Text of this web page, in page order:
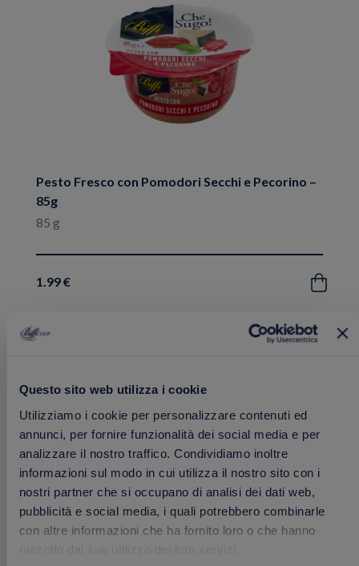
Questo sito web utilizza i cookie
Utilizziamo i cookie per personalizzare contenuti ed
annunci, per fornire funzionalità dei social media e per
analizzare il nostro traffico. Condividiamo inoltre
informazioni sul modo in cui utilizza il nostro sito con i
nostri partner che si occupano di analisi dei dati web,
pubblicità e social media, i quali potrebbero combinarle
con altre informazioni che ha fornito loro o che hanno
Pesto Fresco con Pomodori Secchi e Pecorino –
85g
85 g
1.99 € Acquista